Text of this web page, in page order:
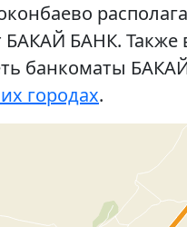
БАКАЙ БАНК.
банкоматы
городах.